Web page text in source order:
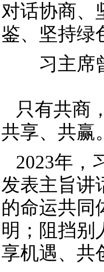
对话协商、
鉴、坚持绿
习主席曾
只有共商
共享、共赢。
2023年，
发表主旨讲
的命运共同
明；阻挡别
享机遇、共